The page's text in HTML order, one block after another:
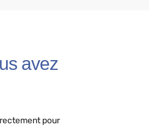
avez
pour